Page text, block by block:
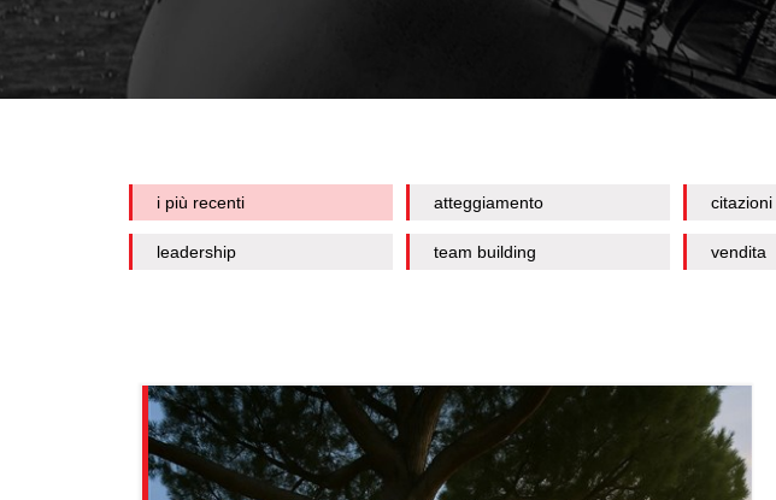
i più recenti atteggiamento citazioni
leadership team building vendita